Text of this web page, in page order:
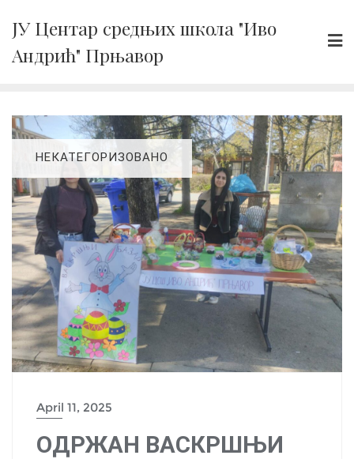
content
ЈУ Центар средњих школа "Иво
Андрић" Прњавор
НЕКАТЕГОРИЗОВАНО
April 11, 2025
OДРЖАН ВАСКРШЊИ